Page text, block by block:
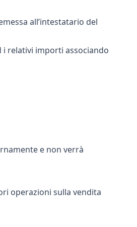
all’intestatario del
i relativi importi associando
e non verrà
operazioni sulla vendita